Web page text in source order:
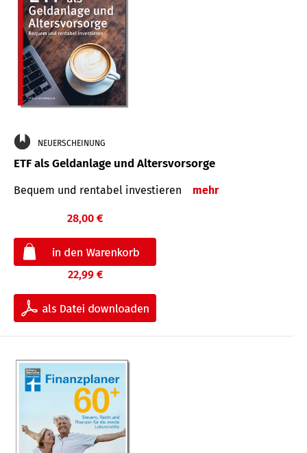
NEUERSCHEINUNG
ETF als Geldanlage und Altersvorsorge
Bequem und rentabel investieren mehr
28,00 €
22,99 €